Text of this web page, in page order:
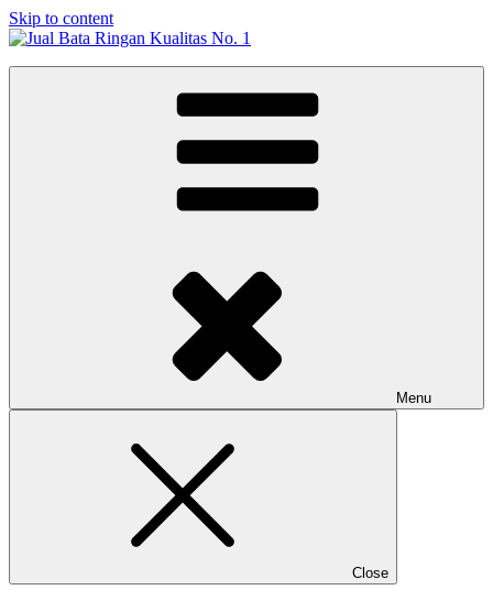
Skip to content
Jual Bata Ringan Kualitas No. 1
Menu
Close